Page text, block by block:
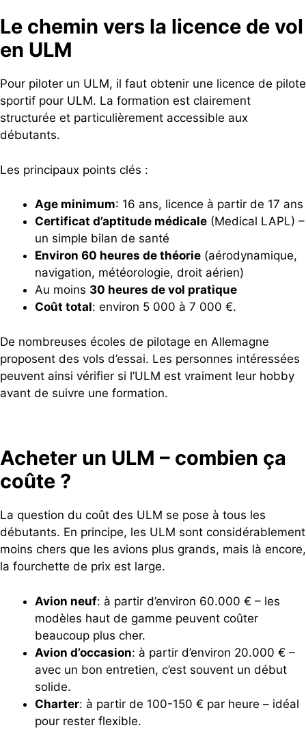
Le chemin vers la licence de vol
en ULM
Pour piloter un ULM, il faut obtenir une licence de pilote
sportif pour ULM. La formation est clairement
structurée et particulièrement accessible aux
débutants.
Les principaux points clés :
Age minimum: 16 ans, licence à partir de 17 ans
Certificat d’aptitude médicale (Medical LAPL) –
un simple bilan de santé
Environ 60 heures de théorie (aérodynamique,
navigation, météorologie, droit aérien)
Au moins 30 heures de vol pratique
Coût total: environ 5 000 à 7 000 €.
De nombreuses écoles de pilotage en Allemagne
proposent des vols d’essai. Les personnes intéressées
peuvent ainsi vérifier si l’ULM est vraiment leur hobby
avant de suivre une formation.
Acheter un ULM – combien ça
coûte ?
La question du coût des ULM se pose à tous les
débutants. En principe, les ULM sont considérablement
moins chers que les avions plus grands, mais là encore,
la fourchette de prix est large.
Avion neuf: à partir d’environ 60.000 € – les
modèles haut de gamme peuvent coûter
beaucoup plus cher.
Avion d’occasion: à partir d’environ 20.000 € –
avec un bon entretien, c’est souvent un début
solide.
Charter: à partir de 100-150 € par heure – idéal
pour rester flexible.